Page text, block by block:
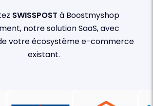
SWISSPOST à Boostmyshop
notre solution SaaS, avec
votre écosystème e-commerce
existant.